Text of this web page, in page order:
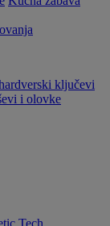
ključevi
i olovke
Tech